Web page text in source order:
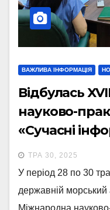
ВАЖЛИВА ІНФОРМАЦІЯ
Відбулась
науково-
«Сучасні
інноваційні
транспорті
ТРА 30, 2025
У період 28 по 30
державній морський
Міжнародна